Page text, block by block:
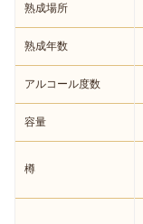
熟成場所
熟成年数
アルコール度数
容量
樽